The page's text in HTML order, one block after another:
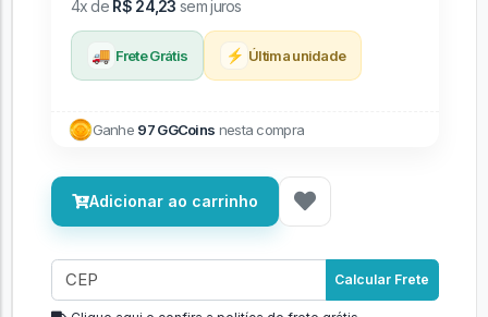
4x de R$ 24,23 sem juros
🚚 Frete Grátis ⚡ Última unidade
Ganhe 97 GGCoins nesta compra
Adicionar ao carrinho
Calcular Frete